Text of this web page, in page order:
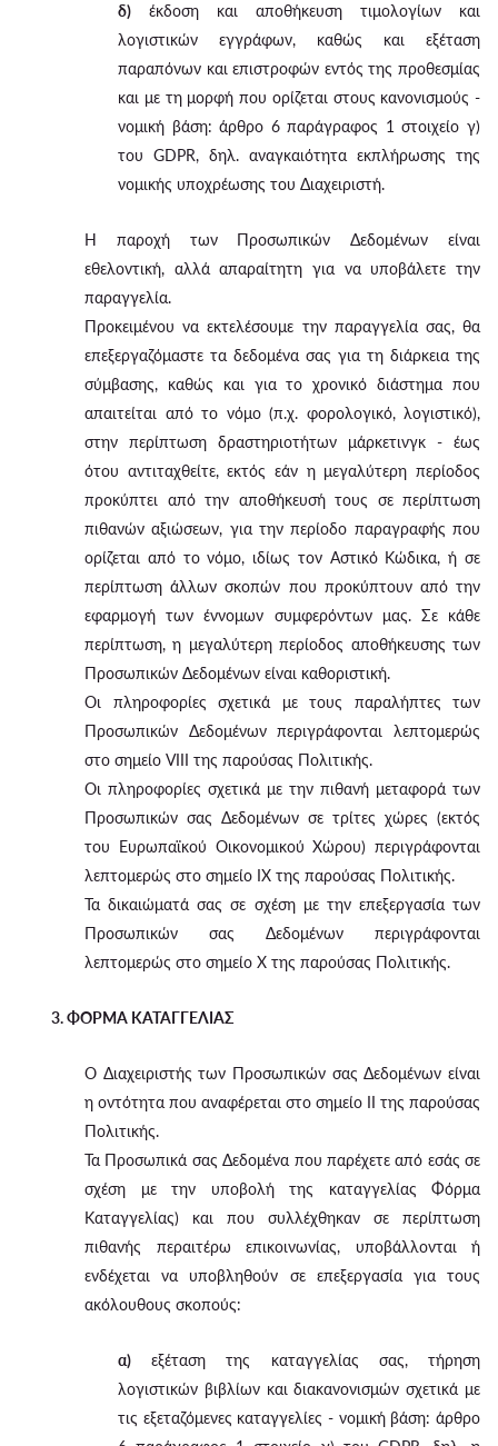
δ) έκδοση και αποθήκευση τιμολογίων και
λογιστικών εγγράφων, καθώς και εξέταση
παραπόνων και επιστροφών εντός της προθεσμίας
και με τη μορφή που ορίζεται στους κανονισμούς -
νομική βάση: άρθρο 6 παράγραφος 1 στοιχείο γ)
του GDPR, δηλ. αναγκαιότητα εκπλήρωσης της
νομικής υποχρέωσης του Διαχειριστή.
Η παροχή των Προσωπικών Δεδομένων είναι
εθελοντική, αλλά απαραίτητη για να υποβάλετε την
παραγγελία.
Προκειμένου να εκτελέσουμε την παραγγελία σας, θα
επεξεργαζόμαστε τα δεδομένα σας για τη διάρκεια της
σύμβασης, καθώς και για το χρονικό διάστημα που
απαιτείται από το νόμο (π.χ. φορολογικό, λογιστικό),
στην περίπτωση δραστηριοτήτων μάρκετινγκ - έως
ότου αντιταχθείτε, εκτός εάν η μεγαλύτερη περίοδος
προκύπτει από την αποθήκευσή τους σε περίπτωση
πιθανών αξιώσεων, για την περίοδο παραγραφής που
ορίζεται από το νόμο, ιδίως τον Αστικό Κώδικα, ή σε
περίπτωση άλλων σκοπών που προκύπτουν από την
εφαρμογή των έννομων συμφερόντων μας. Σε κάθε
περίπτωση, η μεγαλύτερη περίοδος αποθήκευσης των
Προσωπικών Δεδομένων είναι καθοριστική.
Οι πληροφορίες σχετικά με τους παραλήπτες των
Προσωπικών Δεδομένων περιγράφονται λεπτομερώς
στο σημείο VIII της παρούσας Πολιτικής.
Οι πληροφορίες σχετικά με την πιθανή μεταφορά των
Προσωπικών σας Δεδομένων σε τρίτες χώρες (εκτός
του Ευρωπαϊκού Οικονομικού Χώρου) περιγράφονται
λεπτομερώς στο σημείο IX της παρούσας Πολιτικής.
Τα δικαιώματά σας σε σχέση με την επεξεργασία των
Προσωπικών σας Δεδομένων περιγράφονται
λεπτομερώς στο σημείο X της παρούσας Πολιτικής.
3. ΦΟΡΜΑ ΚΑΤΑΓΓΕΛΙΑΣ
Ο Διαχειριστής των Προσωπικών σας Δεδομένων είναι
η οντότητα που αναφέρεται στο σημείο II της παρούσας
Πολιτικής.
Τα Προσωπικά σας Δεδομένα που παρέχετε από εσάς σε
σχέση με την υποβολή της καταγγελίας Φόρμα
Καταγγελίας) και που συλλέχθηκαν σε περίπτωση
πιθανής περαιτέρω επικοινωνίας, υποβάλλονται ή
ενδέχεται να υποβληθούν σε επεξεργασία για τους
ακόλουθους σκοπούς:
α) εξέταση της καταγγελίας σας, τήρηση
λογιστικών βιβλίων και διακανονισμών σχετικά με
τις εξεταζόμενες καταγγελίες - νομική βάση: άρθρο